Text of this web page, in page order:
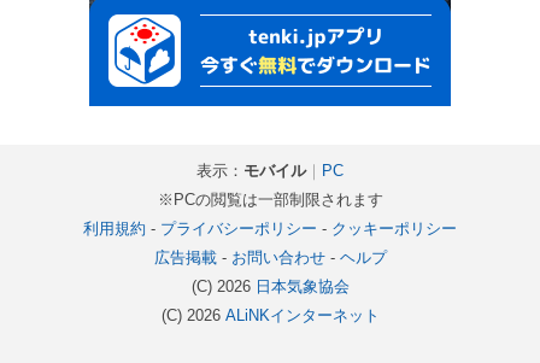
表示： モバイル｜ PC
※PCの閲覧は一部制限されます
利用規約 - プライバシーポリシー - クッキーポリシー
広告掲載- お問い合わせ- ヘルプ
(C) 2026 日本気象協会
(C) 2026 ALiNKインターネット